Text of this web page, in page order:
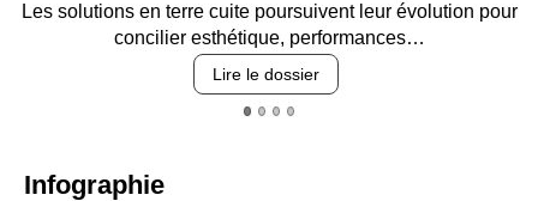
cuite poursuivent leur évolution pour
esthétique, performances…
Entre circulation,
Infographie